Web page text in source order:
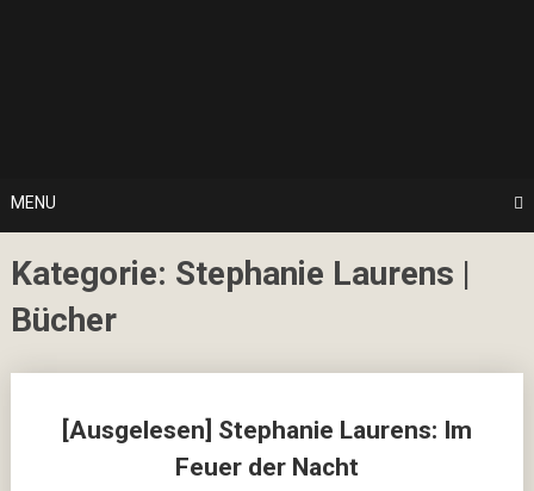
MENU
Kategorie: Stephanie Laurens |
Bücher
[Ausgelesen] Stephanie Laurens: Im
Feuer der Nacht
navigation